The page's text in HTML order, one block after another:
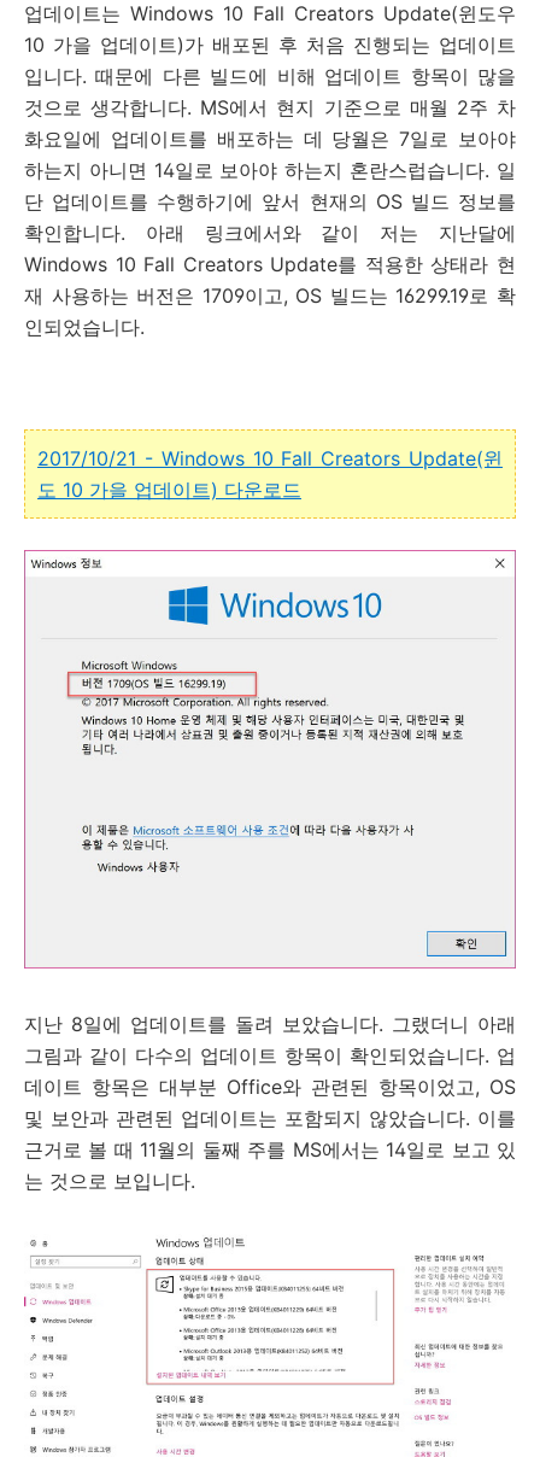
업데이트는 Windows 10 Fall Creators Update(윈도우
10 가을 업데이트)가 배포된 후 처음 진행되는 업데이트
입니다. 때문에 다른 빌드에 비해 업데이트 항목이 많을
것으로 생각합니다. MS에서 현지 기준으로 매월 2주 차
화요일에 업데이트를 배포하는 데 당월은 7일로 보아야
하는지 아니면 14일로 보아야 하는지 혼란스럽습니다. 일
단 업데이트를 수행하기에 앞서 현재의 OS 빌드 정보를
확인합니다. 아래 링크에서와 같이 저는 지난달에
Windows 10 Fall Creators Update를 적용한 상태라 현
재 사용하는 버전은 1709이고, OS 빌드는 16299.19로 확
인되었습니다.
2017/10/21 - Windows 10 Fall Creators Update(윈
도 10 가을 업데이트) 다운로드
지난 8일에 업데이트를 돌려 보았습니다. 그랬더니 아래
그림과 같이 다수의 업데이트 항목이 확인되었습니다. 업
데이트 항목은 대부분 Office와 관련된 항목이었고, OS
및 보안과 관련된 업데이트는 포함되지 않았습니다. 이를
근거로 볼 때 11월의 둘째 주를 MS에서는 14일로 보고 있
는 것으로 보입니다.